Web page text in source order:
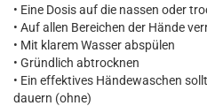
• Eine Dosis auf die nassen oder
• Auf allen Bereichen der Hände
• Mit klarem Wasser abspülen
• Gründlich abtrocknen
• Ein effektives Händewaschen
dauern (ohne)